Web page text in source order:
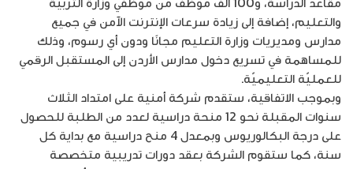
والتعليم، إضافة إلى زيادة سرعات الإنترنت الآمن في جميع
مدارس ومديريات وزارة التعليم مجانًا ودون أي رسوم، وذلك
للمساهمة في تسريع دخول مدارس الأردن إلى المستقبل الرقمي
للعمليّة التعليميّة.
وبموجب الاتفاقية، ستقدم شركة أمنية على امتداد الثلاث
سنوات المقبلة نحو 12 منحة دراسية لعدد من الطلبة للحصول
على درجة البكالوريوس وبمعدل 4 منح دراسية مع بداية كل
سنة، كما ستقوم الشركة بعقد دورات تدريبية متخصصة